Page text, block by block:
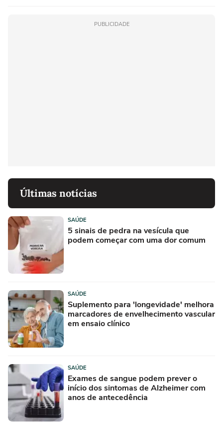
PUBLICIDADE
Últimas notícias
SAÚDE
5 sinais de pedra na vesícula que
podem começar com uma dor comum
SAÚDE
Suplemento para 'longevidade' melhora
marcadores de envelhecimento vascular
em ensaio clínico
SAÚDE
Exames de sangue podem prever o
início dos sintomas de Alzheimer com
anos de antecedência